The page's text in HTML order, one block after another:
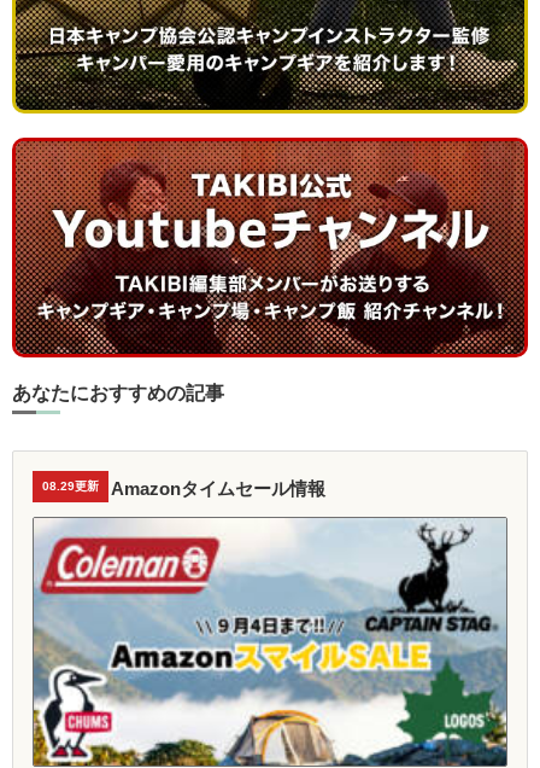
あなたにおすすめの記事
08.29更新 Amazonタイムセール情報